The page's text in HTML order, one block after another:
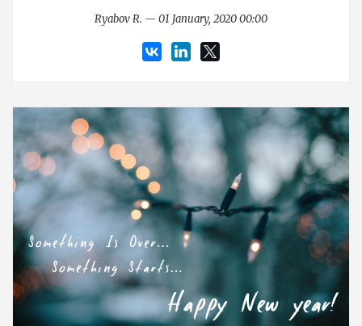
Ryabov R. — 01 January, 2020 00:00